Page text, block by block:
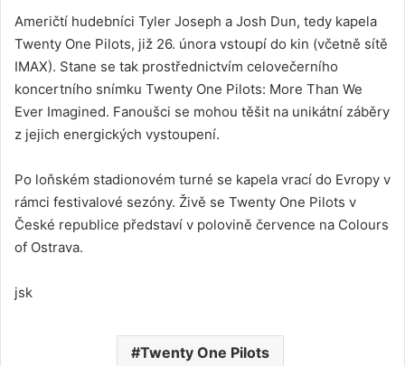
Američtí hudebníci Tyler Joseph a Josh Dun, tedy kapela
Twenty One Pilots, již 26. února vstoupí do kin (včetně sítě
IMAX). Stane se tak prostřednictvím celovečerního
koncertního snímku Twenty One Pilots: More Than We
Ever Imagined. Fanoušci se mohou těšit na unikátní záběry
z jejich energických vystoupení.
Po loňském stadionovém turné se kapela vrací do Evropy v
rámci festivalové sezóny. Živě se Twenty One Pilots v
České republice představí v polovině července na Colours
of Ostrava.
jsk
Twenty One Pilots